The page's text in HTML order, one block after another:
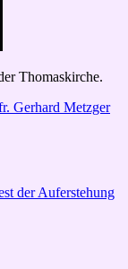
Thomaskirche.
Gerhard Metzger
der Auferstehung